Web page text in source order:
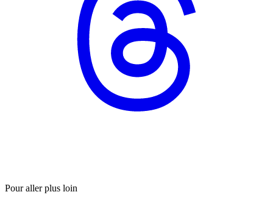
Pour aller plus loin